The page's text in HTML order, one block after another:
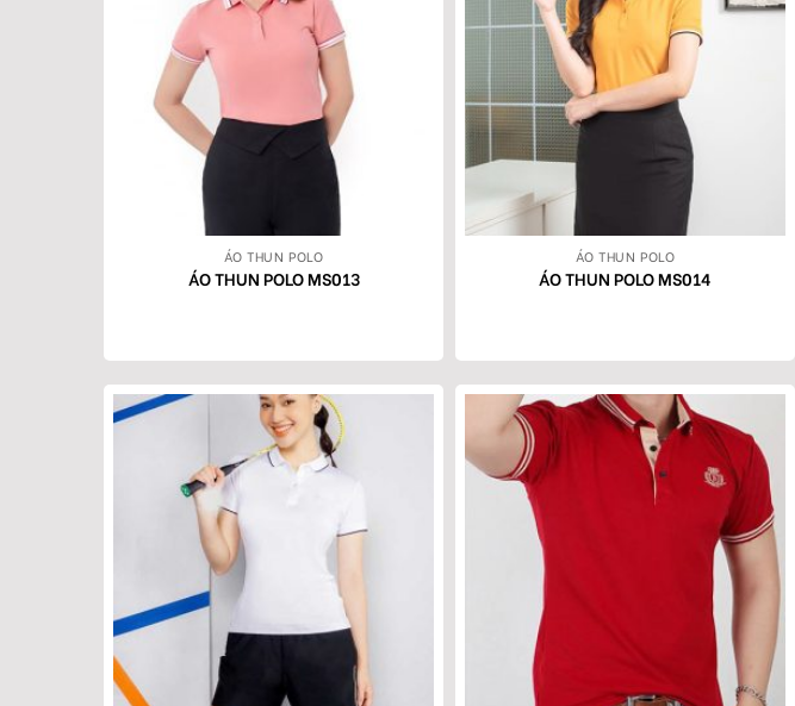
ÁO THUN POLO
ÁO THUN POLO MS013
ÁO THUN POLO
ÁO THUN POLO MS014